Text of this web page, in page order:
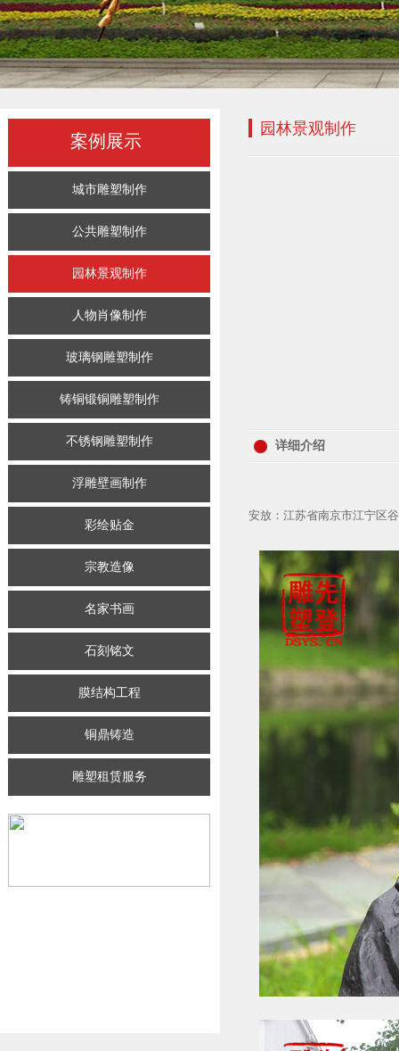
案例展示
城市雕塑制作
公共雕塑制作
园林景观制作
人物肖像制作
玻璃钢雕塑制作
铸铜锻铜雕塑制作
不锈钢雕塑制作
浮雕壁画制作
彩绘贴金
宗教造像
名家书画
石刻铭文
膜结构工程
铜鼎铸造
雕塑租赁服务
园林景观制作
详细介绍
安放：江苏省南京市江宁区